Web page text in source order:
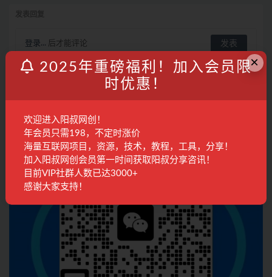
登录... 后才能评论
×
2025年重磅福利！加入会员限
时优惠！
欢迎进入阳叔网创！
年会员只需198，不定时涨价
海量互联网项目，资源，技术，教程，工具，分享！
加入阳叔网创会员第一时间获取阳叔分享咨讯！
目前VIP社群人数已达3000+
感谢大家支持！